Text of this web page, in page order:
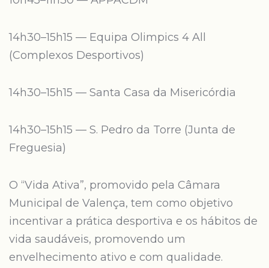
14h30–15h15 — Equipa Olimpics 4 All
(Complexos Desportivos)
14h30–15h15 — Santa Casa da Misericórdia
14h30–15h15 — S. Pedro da Torre (Junta de
Freguesia)
O “Vida Ativa”, promovido pela Câmara
Municipal de Valença, tem como objetivo
incentivar a prática desportiva e os hábitos de
vida saudáveis, promovendo um
envelhecimento ativo e com qualidade.